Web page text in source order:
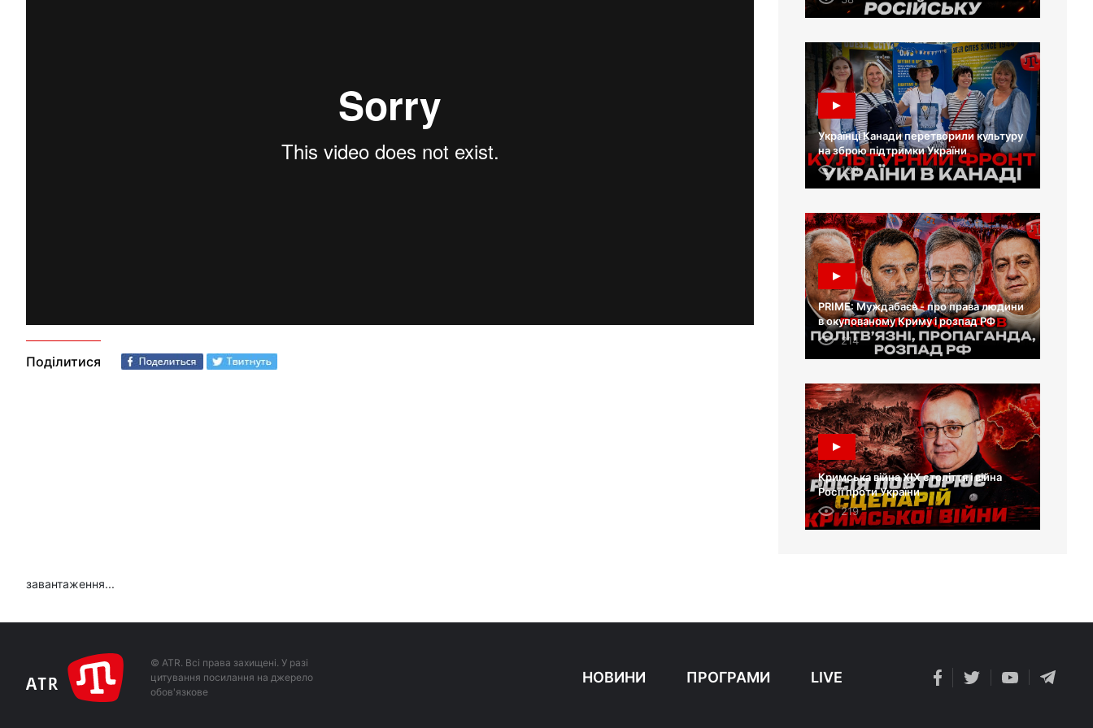
Поділитися
Українці Канади перетворили культуру
на зброю підтримки України
138
PRIME: Муждабаєв - про права людини
в окупованому Криму і розпад РФ
214
Кримська війна XIX століття і війна
Росії проти України
219
завантаження...
© ATR. Всі права захищені. У разі
цитування посилання на джерело
обов'язкове
НОВИНИ ПРОГРАМИ LIVE